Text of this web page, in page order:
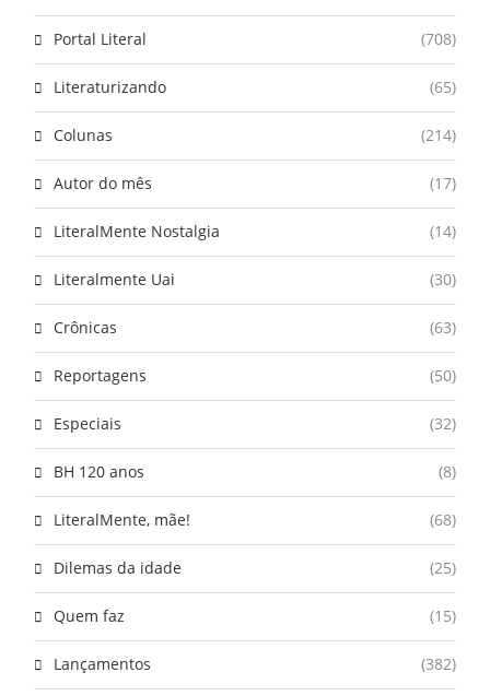
Portal Literal (708)
Literaturizando (65)
Colunas (214)
Autor do mês (17)
LiteralMente Nostalgia (14)
Literalmente Uai (30)
Crônicas (63)
Reportagens (50)
Especiais (32)
BH 120 anos (8)
LiteralMente, mãe! (68)
Dilemas da idade (25)
Quem faz (15)
Lançamentos (382)